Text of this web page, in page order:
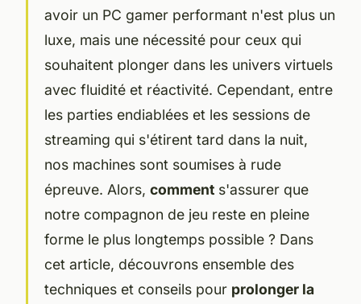
avoir un PC gamer performant n'est plus un
luxe, mais une nécessité pour ceux qui
souhaitent plonger dans les univers virtuels
avec fluidité et réactivité. Cependant, entre
les parties endiablées et les sessions de
streaming qui s'étirent tard dans la nuit,
nos machines sont soumises à rude
épreuve. Alors, comment s'assurer que
notre compagnon de jeu reste en pleine
forme le plus longtemps possible ? Dans
cet article, découvrons ensemble des
techniques et conseils pour prolonger la